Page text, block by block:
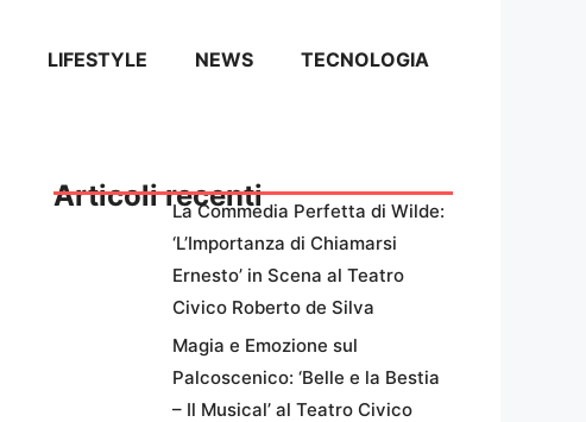
LIFESTYLE NEWS TECNOLOGIA
Articoli recentiLa Commedia Perfetta di Wilde:
‘L’Importanza di Chiamarsi
Ernesto’ in Scena al Teatro
Civico Roberto de Silva
Magia e Emozione sul
Palcoscenico: ‘Belle e la Bestia
– Il Musical’ al Teatro Civico